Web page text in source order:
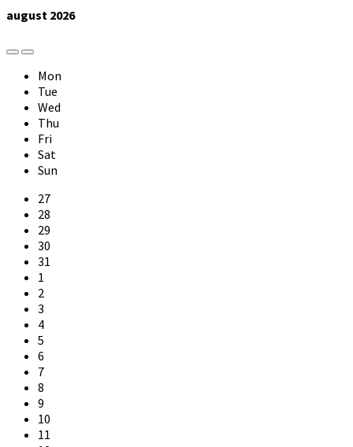
august 2026
Previous
Month
Next
Month
Mon
Tue
Wed
Thu
Fri
Sat
Sun
Skip
calendar
days
27
28
29
30
31
1
2
3
4
5
6
7
8
9
10
11